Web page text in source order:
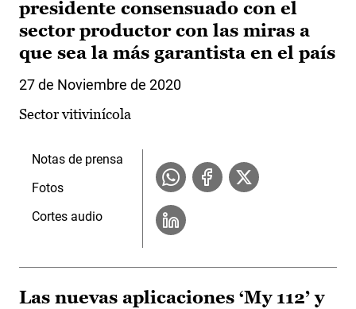
presidente consensuado con el
sector productor con las miras a
que sea la más garantista en el país
27 de Noviembre de 2020
Sector vitivinícola
Notas de prensa
Fotos
Cortes audio
Las nuevas aplicaciones ‘My 112’ y